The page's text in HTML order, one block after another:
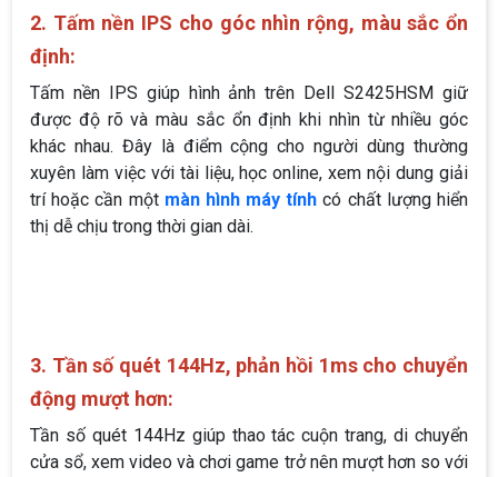
2. Tấm nền IPS cho góc nhìn rộng, màu sắc ổn
định:
Tấm nền IPS giúp hình ảnh trên Dell S2425HSM giữ
được độ rõ và màu sắc ổn định khi nhìn từ nhiều góc
khác nhau. Đây là điểm cộng cho người dùng thường
xuyên làm việc với tài liệu, học online, xem nội dung giải
trí hoặc cần một màn hình máy tính có chất lượng hiển
thị dễ chịu trong thời gian dài.
3. Tần số quét 144Hz, phản hồi 1ms cho chuyển
động mượt hơn:
Tần số quét 144Hz giúp thao tác cuộn trang, di chuyển
cửa sổ, xem video và chơi game trở nên mượt hơn so với